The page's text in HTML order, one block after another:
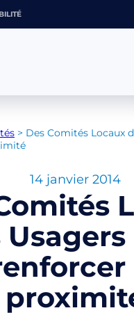
> Des Comités Locaux
14 janvier 2014